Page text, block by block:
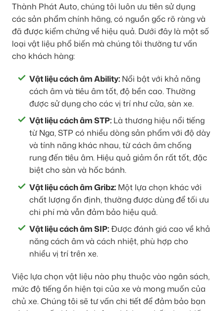
Thành Phát Auto, chúng tôi luôn ưu tiên sử dụng
các sản phẩm chính hãng, có nguồn gốc rõ ràng và
đã được kiểm chứng về hiệu quả. Dưới đây là một số
loại vật liệu phổ biến mà chúng tôi thường tư vấn
cho khách hàng:
Vật liệu cách âm Ability: Nổi bật với khả năng
cách âm và tiêu âm tốt, độ bền cao. Thường
được sử dụng cho các vị trí như cửa, sàn xe.
Vật liệu cách âm STP: Là thương hiệu nổi tiếng
từ Nga, STP có nhiều dòng sản phẩm với độ dày
và tính năng khác nhau, từ cách âm chống
rung đến tiêu âm. Hiệu quả giảm ồn rất tốt, đặc
biệt cho sàn và hốc bánh.
Vật liệu cách âm Gribz: Một lựa chọn khác với
chất lượng ổn định, thường được dùng để tối ưu
chi phí mà vẫn đảm bảo hiệu quả.
Vật liệu cách âm SIP:Được đánh giá cao về khả
năng cách âm và cách nhiệt, phù hợp cho
nhiều vị trí trên xe.
Việc lựa chọn vật liệu nào phụ thuộc vào ngân sách,
mức độ tiếng ồn hiện tại của xe và mong muốn của
chủ xe. Chúng tôi sẽ tư vấn chi tiết để đảm bảo bạn